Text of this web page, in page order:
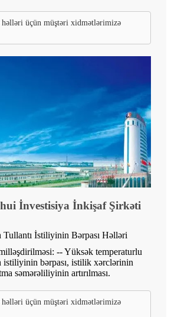
həlləri üçün müştəri xidmətlərimizə
İnvestisiya İnkişaf Şirkəti
İstiliyinin Bərpası Həlləri
-- Yüksək temperaturlu
istiliyinin bərpası, istilik xərclərinin
səmərəliliyinin artırılması.
həlləri üçün müştəri xidmətlərimizə